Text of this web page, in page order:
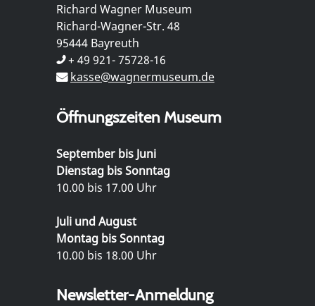
Richard Wagner Museum
Richard-Wagner-Str. 48
95444 Bayreuth
+ 49 921- 75728-16
kasse@wagnermuseum.de
Öffnungszeiten Museum
September bis Juni
Dienstag bis Sonntag
10.00 bis 17.00 Uhr
Juli und August
Montag bis Sonntag
10.00 bis 18.00 Uhr
Newsletter-Anmeldung